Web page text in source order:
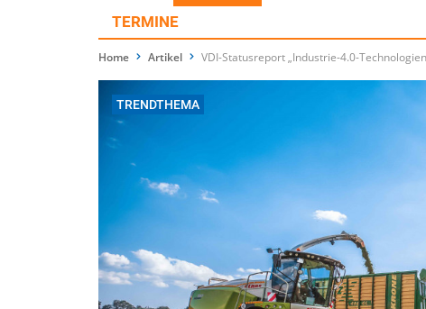
TERMINE
Home Artikel VDI-Statusreport „Industrie-4.0-
TRENDTHEMA